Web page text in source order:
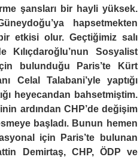
şansları bir hayli yüksek.
hapsetmekten
etkisi olur. Geçtiğimiz salı
Kılıçdaroğlu’nun Sosyalist
bulunduğu Paris’te Kürt
Celal Talabani’yle yaptığı
heyecandan bahsetmiştim.
ardından CHP’de değişim
başladı. Bunun hemen
için Paris’te bulunan
Demirtaş, CHP, ÖDP ve